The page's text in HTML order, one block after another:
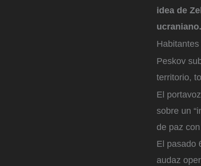
idea de
ucraniano.
Peskov
territorio,
El
sobre un
de paz
El pasado
audaz